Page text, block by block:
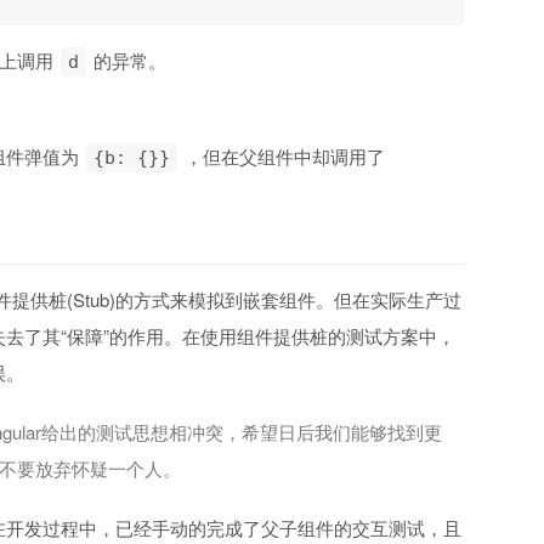
调用 d 的异常。
弹值为 {b: {}} ，但在父组件中却调用了
供桩(Stub)的方式来模拟到嵌套组件。但在实际生产过
了其“保障”的作用。在使用组件提供桩的测试方案中，
给出的测试思想相冲突，希望日后我们能够找到更
放弃怀疑一个人。
发过程中，已经手动的完成了父子组件的交互测试，且